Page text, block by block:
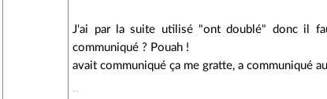
J'ai par la suite utilisé "ont doublé" donc il
communiqué ? Pouah !
avait communiqué ça me gratte, a communiqué